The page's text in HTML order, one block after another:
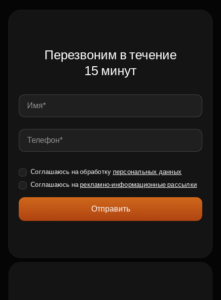
Перезвоним в течение
15 минут
Соглашаюсь на обработку персональных данных
Соглашаюсь нарекламно-информационные рассылки
Отправить